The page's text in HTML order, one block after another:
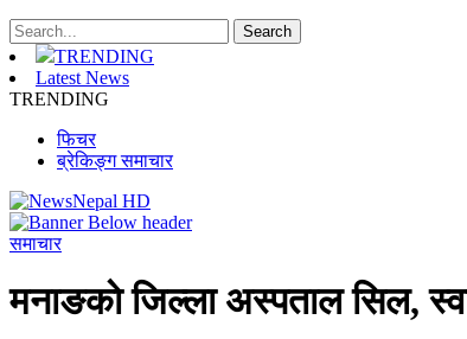
TRENDING
Latest News
TRENDING
फिचर
ब्रेकिङ्ग समाचार
समाचार
मनाङकाे जिल्ला अस्पताल सिल,